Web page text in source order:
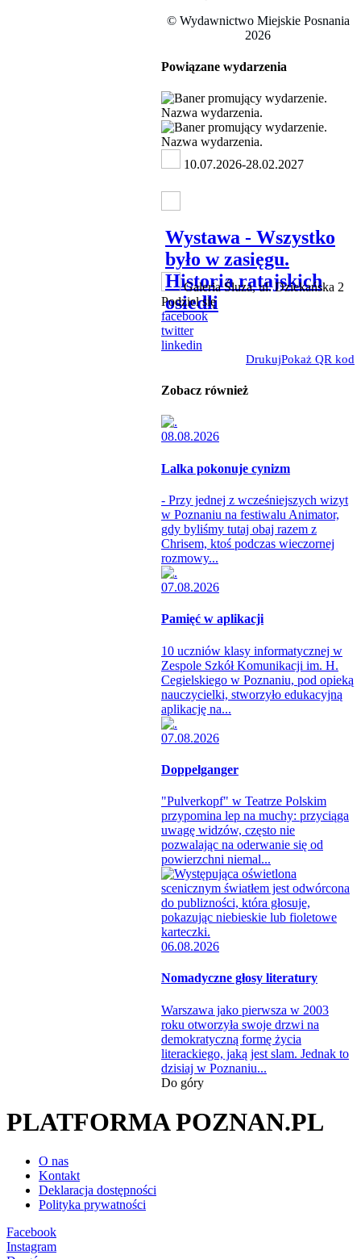
© Wydawnictwo Miejskie Posnania
2026
Powiązane wydarzenia
10.07.2026-28.02.2027
Wystawa - Wszystko
było w zasięgu.
Historia ratajskich
osiedli
Galeria Śluza, ul. Dziekańska 2
Podziel się
facebook
twitter
linkedin
DrukujPokaż QR kod
Zobacz również
08.08.2026
Lalka pokonuje cynizm
- Przy jednej z wcześniejszych wizyt
w Poznaniu na festiwalu Animator,
gdy byliśmy tutaj obaj razem z
Chrisem, ktoś podczas wieczornej
rozmowy...
07.08.2026
Pamięć w aplikacji
10 uczniów klasy informatycznej w
Zespole Szkół Komunikacji im. H.
Cegielskiego w Poznaniu, pod opieką
nauczycielki, stworzyło edukacyjną
aplikację na...
07.08.2026
Doppelganger
"Pulverkopf" w Teatrze Polskim
przypomina lep na muchy: przyciąga
uwagę widzów, często nie
pozwalając na oderwanie się od
powierzchni niemal...
06.08.2026
Nomadyczne głosy literatury
Warszawa jako pierwsza w 2003
roku otworzyła swoje drzwi na
demokratyczną formę życia
literackiego, jaką jest slam. Jednak to
dzisiaj w Poznaniu...
Do góry
PLATFORMA POZNAN.PL
O nas
Kontakt
Deklaracja dostępności
Polityka prywatności
Facebook
Instagram